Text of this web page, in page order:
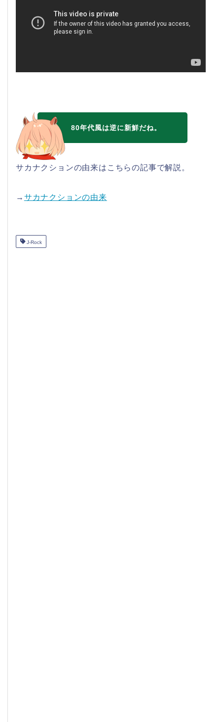
80年代風は逆に新鮮だね。
サカナクションの由来はこちらの記事で解説。
→ サカナクションの由来
J-Rock